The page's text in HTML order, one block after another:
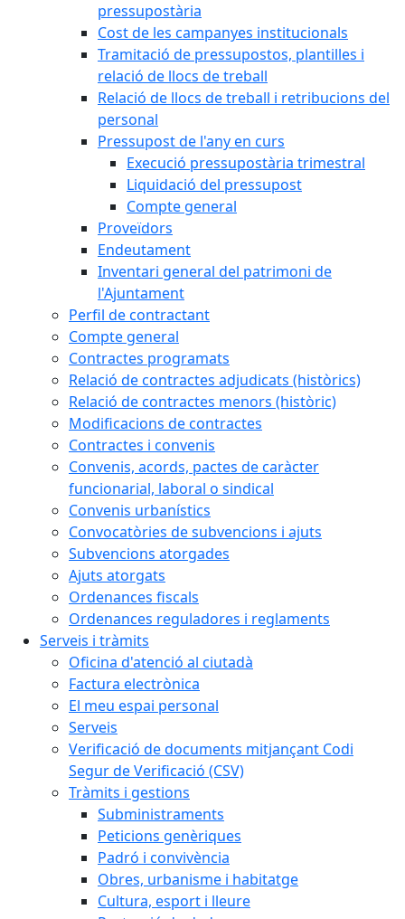
pressupostària
Cost de les campanyes institucionals
Tramitació de pressupostos, plantilles i
relació de llocs de treball
Relació de llocs de treball i retribucions del
personal
Pressupost de l'any en curs
Execució pressupostària trimestral
Liquidació del pressupost
Compte general
Proveïdors
Endeutament
Inventari general del patrimoni de
l'Ajuntament
Perfil de contractant
Compte general
Contractes programats
Relació de contractes adjudicats (històrics)
Relació de contractes menors (històric)
Modificacions de contractes
Contractes i convenis
Convenis, acords, pactes de caràcter
funcionarial, laboral o sindical
Convenis urbanístics
Convocatòries de subvencions i ajuts
Subvencions atorgades
Ajuts atorgats
Ordenances fiscals
Ordenances reguladores i reglaments
Serveis i tràmits
Oficina d'atenció al ciutadà
Factura electrònica
El meu espai personal
Serveis
Verificació de documents mitjançant Codi
Segur de Verificació (CSV)
Tràmits i gestions
Subministraments
Peticions genèriques
Padró i convivència
Obres, urbanisme i habitatge
Cultura, esport i lleure